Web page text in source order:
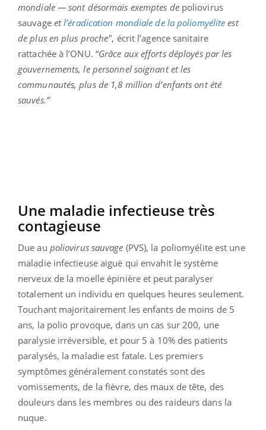
mondiale — sont désormais exemptes de poliovirus
sauvageetl’éradication mondiale de la poliomyélite est
de plus en plus proche", écrit l’agence sanitaire
rattachée à l’ONU. “Grâce aux efforts déployés par les
gouvernements, le personnel soignant et les
communautés, plus de 1,8 million d’enfants ont été
sauvés.”
Une maladie infectieuse très
contagieuse
Due au poliovirus sauvage (PVS), la poliomyélite est une
maladie infectieuse aiguë qui envahit le système
nerveux de la moelle épinière et peut paralyser
totalement un individu en quelques heures seulement.
Touchant majoritairement les enfants de moins de 5
ans, la polio provoque, dans un cas sur 200, une
paralysie irréversible, et pour 5 à 10% des patients
paralysés, la maladie est fatale. Les premiers
symptômes généralement constatés sont des
vomissements, de la fièvre, des maux de tête, des
douleurs dans les membres ou des raideurs dans la
nuque.